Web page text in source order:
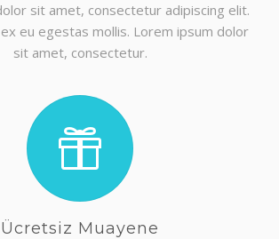
sit amet, consectetur adipiscing elit.
eu egestas mollis. Lorem ipsum dolor
sit amet, consectetur.
Ücretsiz Muayene